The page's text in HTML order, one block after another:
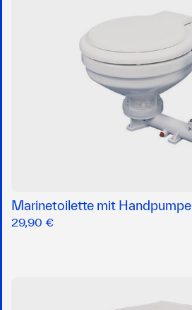
Marinetoilette mit Handpumpe
29,90 €